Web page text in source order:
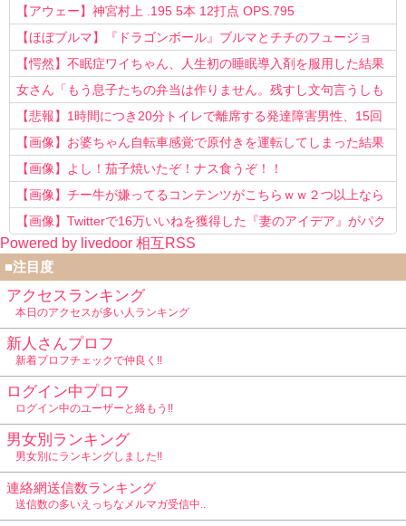
【アウェー】神宮村上 .195 5本 12打点 OPS.795
【ほぼブルマ】『ドラゴンボール』ブルマとチチのフュージョ
ン、クッソ可愛すぎるwwwwwww
【愕然】不眠症ワイちゃん、人生初の睡眠導入剤を服用した結果
ｗｗｗｗ
女さん「もう息子たちの弁当は作りません。残すし文句言うしも
う知らない！」
【悲報】1時間につき20分トイレで離席する発達障害男性、15回
以上転職を重ねてしまう
【画像】お婆ちゃん自転車感覚で原付きを運転してしまった結果
www
【画像】よし！茄子焼いたぞ！ナス食うぞ！！
【画像】チー牛が嫌ってるコンテンツがこちらｗｗ２つ以上なら
確定ｗｗ
【画像】Twitterで16万いいねを獲得した『妻のアイデア』がパク
リで草www
Powered by livedoor 相互RSS
■注目度
アクセスランキング
本日のアクセスが多い人ランキング
新人さんプロフ
新着プロフチェックで仲良く!!
ログイン中プロフ
ログイン中のユーザーと絡もう!!
男女別ランキング
男女別にランキングしました!!
連絡網送信数ランキング
送信数の多いえっちなメルマガ受信中..